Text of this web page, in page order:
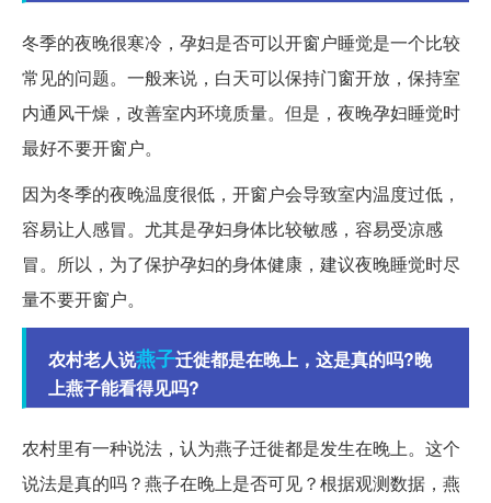
冬季的夜晚很寒冷，孕妇是否可以开窗户睡觉是一个比较
常见的问题。一般来说，白天可以保持门窗开放，保持室
内通风干燥，改善室内环境质量。但是，夜晚孕妇睡觉时
最好不要开窗户。
因为冬季的夜晚温度很低，开窗户会导致室内温度过低，
容易让人感冒。尤其是孕妇身体比较敏感，容易受凉感
冒。所以，为了保护孕妇的身体健康，建议夜晚睡觉时尽
量不要开窗户。
农村老人说燕子迁徙都是在晚上，这是真的吗?晚
上燕子能看得见吗?
农村里有一种说法，认为燕子迁徙都是发生在晚上。这个
说法是真的吗？燕子在晚上是否可见？根据观测数据，燕